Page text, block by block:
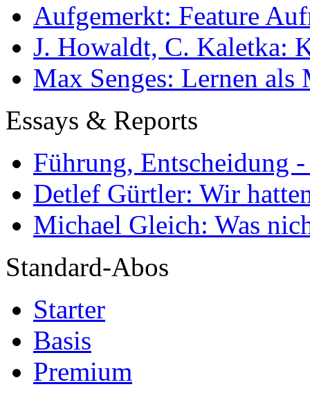
Aufgemerkt: Feature
J. Howaldt, C. Kaletka:
Max Senges: Lernen als
Essays & Reports
Führung, Entscheidung
Detlef Gürtler: Wir
Michael Gleich: Was
Standard-Abos
Starter
Basis
Premium